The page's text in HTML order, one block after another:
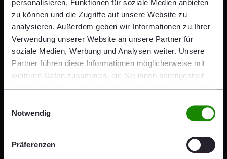
personalisieren, Funktionen für soziale Medien anbieten
zu können und die Zugriffe auf unsere Website zu
analysieren. Außerdem geben wir Informationen zu Ihrer
Verwendung unserer Website an unsere Partner für
soziale Medien, Werbung und Analysen weiter. Unsere
Partner führen diese Informationen möglicherweise mit
weiteren Daten zusammen, die Sie ihnen bereitgestellt
haben oder die sie im Rahmen Ihrer Nutzung der Dienste
Notwendig
Präferenzen
Annual General Meeting